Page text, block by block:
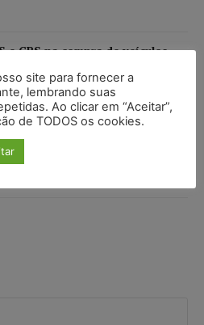
e CBS na compra de veículos
justa causa de empregado que
no local de trabalho
site para fornecer a
lembrando suas
Ao clicar em “Aceitar”,
de TODOS os cookies.